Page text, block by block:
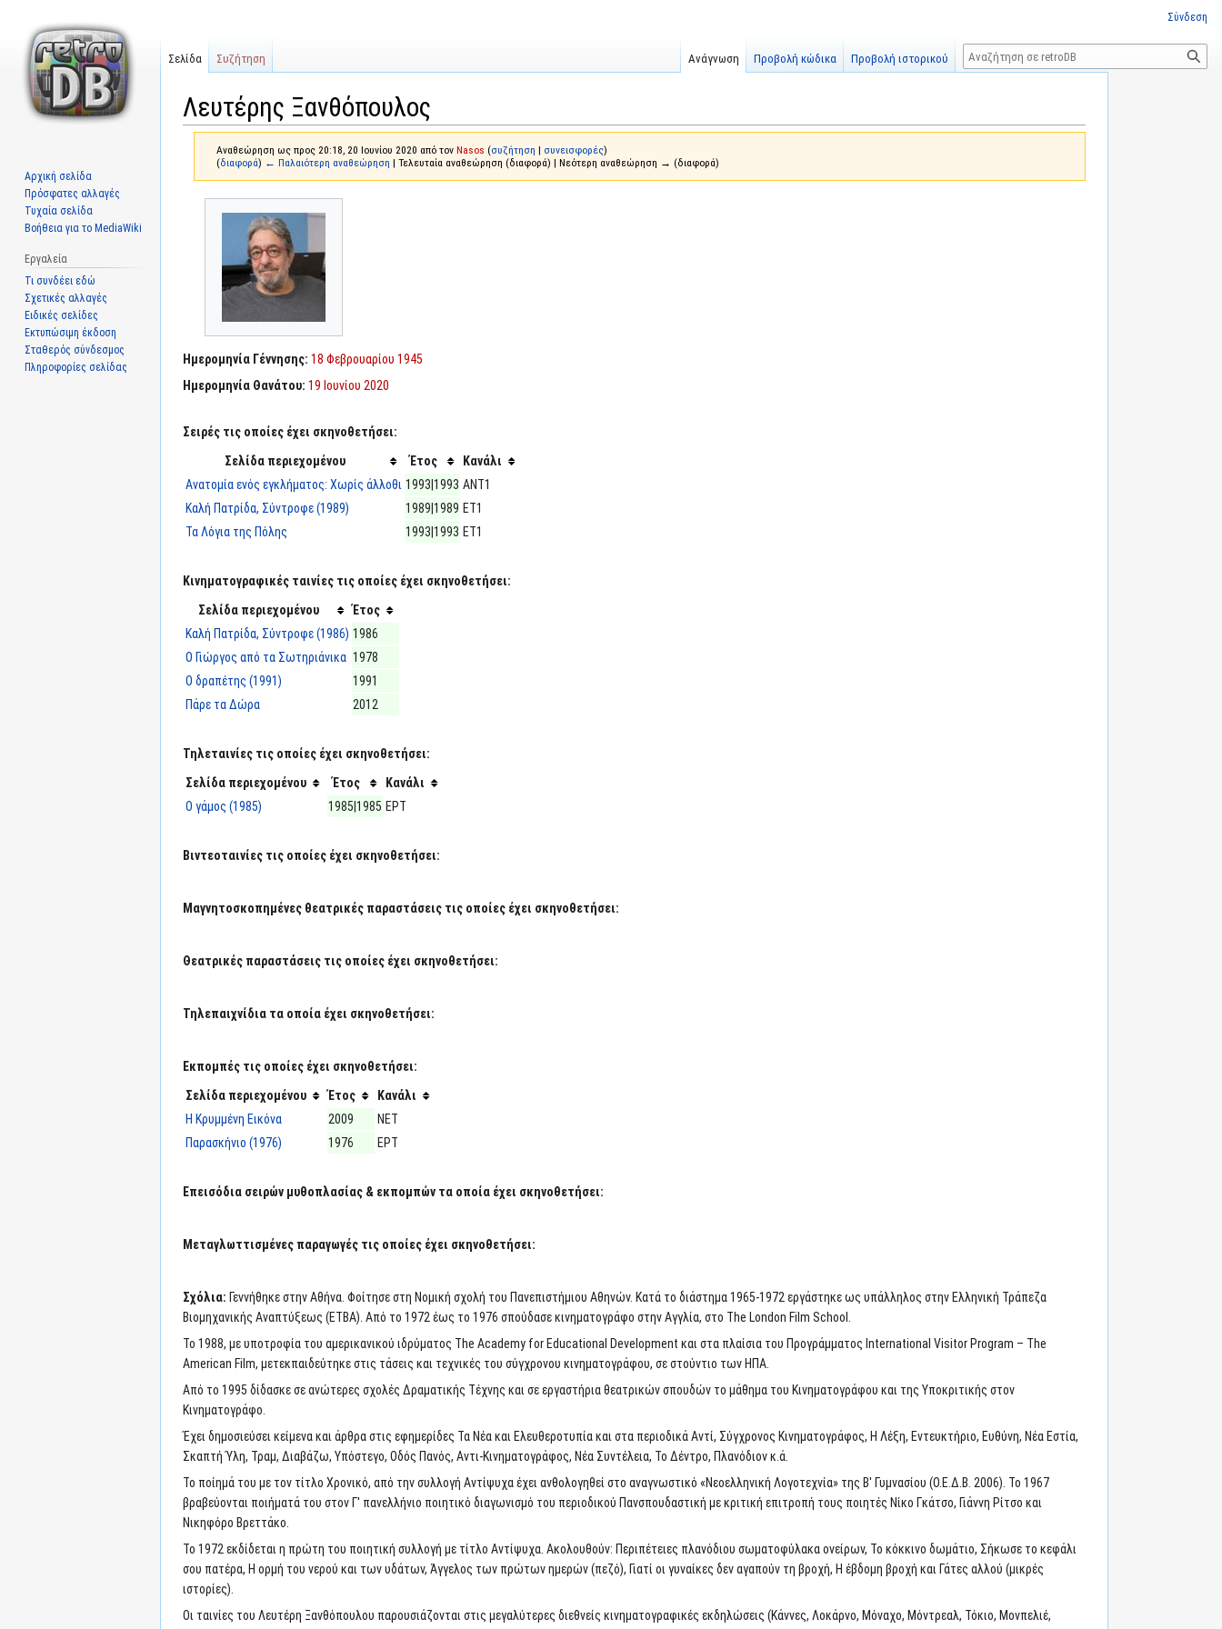
Λευτέρης Ξανθόπουλος
Αναθεώρηση ως προς 20:18, 20 Ιουνίου 2020 από τον Nasos (συζήτηση | συνεισφορές)
(διαφορά) ← Παλαιότερη αναθεώρηση | Τελευταία αναθεώρηση (διαφορά) | Νεότερη αναθεώρηση → (διαφορά)
Ημερομηνία Γέννησης: 18 Φεβρουαρίου 1945
Ημερομηνία Θανάτου: 19 Ιουνίου 2020
Σειρές τις οποίες έχει σκηνοθετήσει:
Σελίδα περιεχομένου
Έτος
Κανάλι
Ανατομία ενός εγκλήματος: Χωρίς άλλοθι 1993|1993 ΑΝΤ1
Καλή Πατρίδα, Σύντροφε (1989)
1989|1989 ΕΤ1
Τα Λόγια της Πόλης
1993|1993 ΕΤ1
Κινηματογραφικές ταινίες τις οποίες έχει σκηνοθετήσει:
Σελίδα περιεχομένου
Έτος
Καλή Πατρίδα, Σύντροφε (1986) 1986
Ο Γιώργος από τα Σωτηριάνικα 1978
Ο δραπέτης (1991)
1991
Πάρε τα Δώρα
2012
Τηλεταινίες τις οποίες έχει σκηνοθετήσει:
Σελίδα περιεχομένου
Έτος
Κανάλι
Ο γάμος (1985)
1985|1985 ΕΡΤ
Βιντεοταινίες τις οποίες έχει σκηνοθετήσει:
Μαγνητοσκοπημένες θεατρικές παραστάσεις τις οποίες έχει σκηνοθετήσει:
Θεατρικές παραστάσεις τις οποίες έχει σκηνοθετήσει:
Τηλεπαιχνίδια τα οποία έχει σκηνοθετήσει:
Εκπομπές τις οποίες έχει σκηνοθετήσει:
Σελίδα περιεχομένου
Έτος
Κανάλι
Η Κρυμμένη Εικόνα
2009
ΝΕΤ
Παρασκήνιο (1976)
1976 ΕΡΤ
Επεισόδια σειρών μυθοπλασίας & εκπομπών τα οποία έχει σκηνοθετήσει:
Μεταγλωττισμένες παραγωγές τις οποίες έχει σκηνοθετήσει:
Σχόλια: Γεννήθηκε στην Αθήνα. Φοίτησε στη Νομική σχολή του Πανεπιστήμιου Αθηνών. Κατά το διάστημα 1965-1972 εργάστηκε ως υπάλληλος στην Ελληνική Τράπεζα
Βιομηχανικής Αναπτύξεως (ΕΤΒΑ). Από το 1972 έως το 1976 σπούδασε κινηματογράφο στην Αγγλία, στο The London Film School.
Το 1988, με υποτροφία του αμερικανικού ιδρύματος The Academy for Educational Development και στα πλαίσια του Προγράμματος International Visitor Program – The
American Film, μετεκπαιδεύτηκε στις τάσεις και τεχνικές του σύγχρονου κινηματογράφου, σε στούντιο των ΗΠΑ.
Από το 1995 δίδασκε σε ανώτερες σχολές Δραματικής Τέχνης και σε εργαστήρια θεατρικών σπουδών το μάθημα του Κινηματογράφου και της Υποκριτικής στον
Κινηματογράφο.
Έχει δημοσιεύσει κείμενα και άρθρα στις εφημερίδες Τα Νέα και Ελευθεροτυπία και στα περιοδικά Αντί, Σύγχρονος Κινηματογράφος, Η Λέξη, Εντευκτήριο, Ευθύνη, Νέα Εστία,
Σκαπτή Ύλη, Τραμ, Διαβάζω, Υπόστεγο, Οδός Πανός, Αντι-Κινηματογράφος, Νέα Συντέλεια, Το Δέντρο, Πλανόδιον κ.ά.
Το ποίημά του με τον τίτλο Χρονικό, από την συλλογή Αντίψυχα έχει ανθολογηθεί στο αναγνωστικό «Νεοελληνική Λογοτεχνία» της Β' Γυμνασίου (Ο.Ε.Δ.Β. 2006). Το 1967
βραβεύονται ποιήματά του στον Γ' πανελλήνιο ποιητικό διαγωνισμό του περιοδικού Πανσπουδαστική με κριτική επιτροπή τους ποιητές Νίκο Γκάτσο, Γιάννη Ρίτσο και
Νικηφόρο Βρεττάκο.
Το 1972 εκδίδεται η πρώτη του ποιητική συλλογή με τίτλο Αντίψυχα. Ακολουθούν: Περιπέτειες πλανόδιου σωματοφύλακα ονείρων, Το κόκκινο δωμάτιο, Σήκωσε το κεφάλι
σου πατέρα, Η ορμή του νερού και των υδάτων, Άγγελος των πρώτων ημερών (πεζό), Γιατί οι γυναίκες δεν αγαπούν τη βροχή, Η έβδομη βροχή και Γάτες αλλού (μικρές
ιστορίες).
Οι ταινίες του Λευτέρη Ξανθόπουλου παρουσιάζονται στις μεγαλύτερες διεθνείς κινηματογραφικές εκδηλώσεις (Κάννες, Λοκάρνο, Μόναχο, Μόντρεαλ, Τόκιο, Μονπελιέ,
Σύνδεση
Σελίδα Συζήτηση Ανάγνωση Προβολή κώδικα Προβολή ιστορικού
Αναζήτηση
Αρχική σελίδα
Πρόσφατες αλλαγές
Τυχαία σελίδα
Βοήθεια για το MediaWiki
Εργαλεία
Τι συνδέει εδώ
Σχετικές αλλαγές
Ειδικές σελίδες
Εκτυπώσιμη έκδοση
Σταθερός σύνδεσμος
Πληροφορίες σελίδας